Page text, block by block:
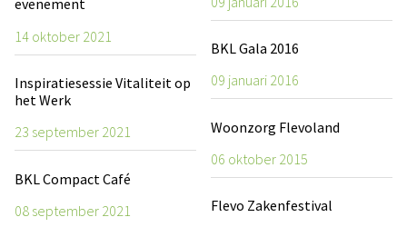
evenement
14 oktober 2021
Inspiratiesessie Vitaliteit op
het Werk
23 september 2021
BKL Compact Café
08 september 2021
BKL Gala 2016
09 januari 2016
Woonzorg Flevoland
06 oktober 2015
Flevo Zakenfestival